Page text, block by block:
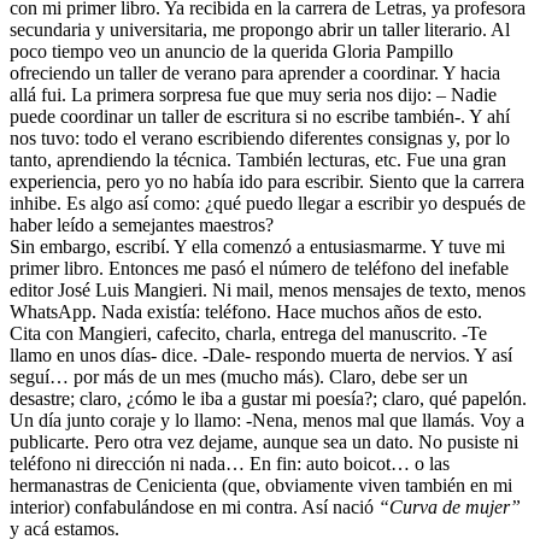
con mi primer libro. Ya recibida en la carrera de Letras, ya profesora
secundaria y universitaria, me propongo abrir un taller literario. Al
poco tiempo veo un anuncio de la querida Gloria Pampillo
ofreciendo un taller de verano para aprender a coordinar. Y hacia
allá fui. La primera sorpresa fue que muy seria nos dijo: – Nadie
puede coordinar un taller de escritura si no escribe también-. Y ahí
nos tuvo: todo el verano escribiendo diferentes consignas y, por lo
tanto, aprendiendo la técnica. También lecturas, etc. Fue una gran
experiencia, pero yo no había ido para escribir. Siento que la carrera
inhibe. Es algo así como: ¿qué puedo llegar a escribir yo después de
haber leído a semejantes maestros?
Sin embargo, escribí. Y ella comenzó a entusiasmarme. Y tuve mi
primer libro. Entonces me pasó el número de teléfono del inefable
editor José Luis Mangieri. Ni mail, menos mensajes de texto, menos
WhatsApp. Nada existía: teléfono. Hace muchos años de esto.
Cita con Mangieri, cafecito, charla, entrega del manuscrito. -Te
llamo en unos días- dice. -Dale- respondo muerta de nervios. Y así
seguí… por más de un mes (mucho más). Claro, debe ser un
desastre; claro, ¿cómo le iba a gustar mi poesía?; claro, qué papelón.
Un día junto coraje y lo llamo: -Nena, menos mal que llamás. Voy a
publicarte. Pero otra vez dejame, aunque sea un dato. No pusiste ni
teléfono ni dirección ni nada… En fin: auto boicot… o las
hermanastras de Cenicienta (que, obviamente viven también en mi
interior) confabulándose en mi contra. Así nació “Curva de mujer”
y acá estamos.